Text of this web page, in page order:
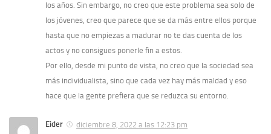
los años. Sin embargo, no creo que este problema sea solo de
los jóvenes, creo que parece que se da más entre ellos porque
hasta que no empiezas a madurar no te das cuenta de los
actos y no consigues ponerle fin a estos.
Por ello, desde mi punto de vista, no creo que la sociedad sea
más individualista, sino que cada vez hay más maldad y eso
hace que la gente prefiera que se reduzca su entorno.
Eider
diciembre 8, 2022 a las 12:23 pm